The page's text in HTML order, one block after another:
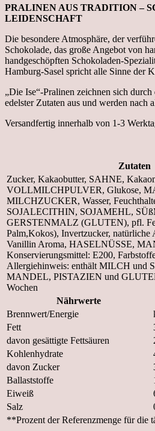
PRALINEN AUS TRADITION –
LEIDENSCHAFT
Die besondere Atmosphäre, der
Schokolade, das große Angebot von
handgeschöpften Schokoladen-
Hamburg-Sasel spricht alle Sinne der
„Die Ise“-Pralinen zeichnen sich
edelster Zutaten aus und werden nach
Versandfertig innerhalb von 1-3
Zutaten
Zucker, Kakaobutter, SAHNE,
VOLLMILCHPULVER, Glukose,
MILCHZUCKER, Wasser,
SOJALECITHIN, SOJAMEHL,
GERSTENMALZ (GLUTEN), pfl.
Palm,Kokos), Invertzucker,
Vanillin Aroma, HASELNÜSSE,
Konservierungsmittel: E200,
Allergiehinweis: enthält MILCH und
MANDEL, PISTAZIEN und
Wochen
Nährwerte
Brennwert/Energie
Fett
davon gesättigte Fettsäuren
Kohlenhydrate
davon Zucker
Ballaststoffe
Eiweiß
Salz
**Prozent der Referenzmenge für die